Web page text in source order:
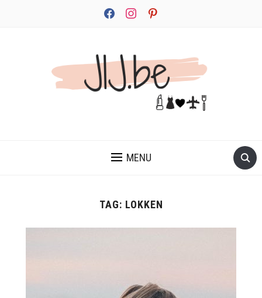
facebookinstagrampinterest
MENU
TAG: LOKKEN